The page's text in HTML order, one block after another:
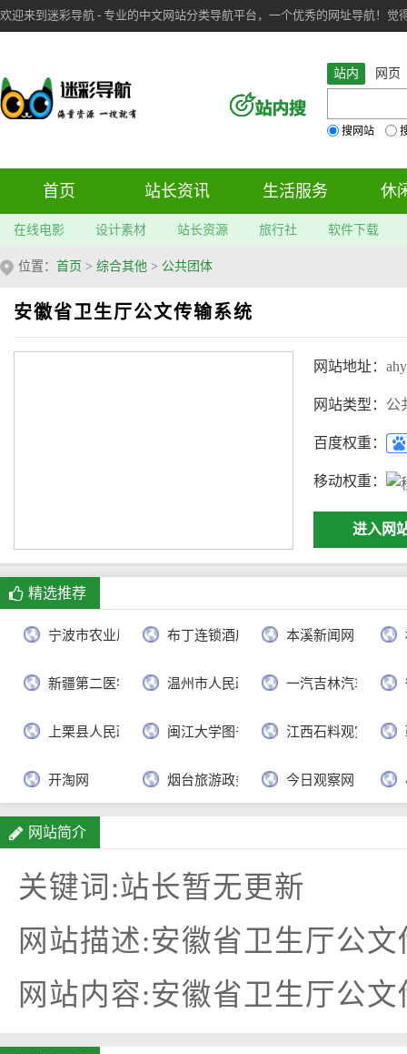
欢迎来到迷彩导航 - 专业的中文网站分类导航平台，一个优秀的网址导航！觉
站内 网页
搜网站
首页 站长资讯 生活服务 休
在线电影 设计素材 站长资源 旅行社 软件下载
位置： 首页 > 综合其他 > 公共团体
安徽省卫生厅公文传输系统
网站地址：
网站类型： 公
百度权重：
移动权重：
进入网
精选推荐
宁波市农业局 布丁连锁酒店官网 本溪新闻网
新疆第二医学院 温州市人民政府 一汽吉林汽车有限
上栗县人民政府 闽江大学图书馆 江西石料观赏网
开淘网 烟台旅游政务网 今日观察网
网站简介
关键词:站长暂无更新
网站描述:安徽省卫生厅公
网站内容:安徽省卫生厅公